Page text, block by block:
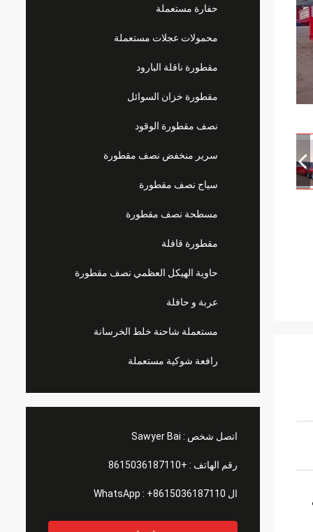
حفارة مستعملة
محمولات عجلات مستعملة
مقطورة ناقلة البارود
مقطورة خزان السوائل
نصف مقطورة الوقود
سرير منخفض نصف مقطورة
سياج نصف مقطورة
مسطحة نصف مقطورة
مقطورة قافلة
حاوية الهيكل العظمي نصف مقطورة
عربة و حافلة
مستعملة شاحنة خلط الخرسانة
رافعة شوكية مستعملة
اتصل شخص : Sawyer Bai
رقم الهاتف : +8615036187110
ال WhatsApp : +8615036187110